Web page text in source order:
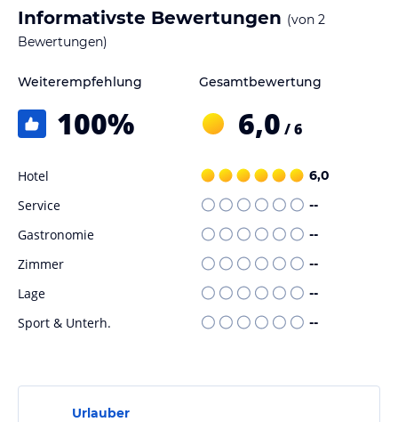
Informativste Bewertungen (von 2
Bewertungen)
Weiterempfehlung
100%
Gesamtbewertung
6,0 / 6
Hotel 6,0
Service --
Gastronomie --
Zimmer --
Lage --
Sport & Unterh. --
Urlauber